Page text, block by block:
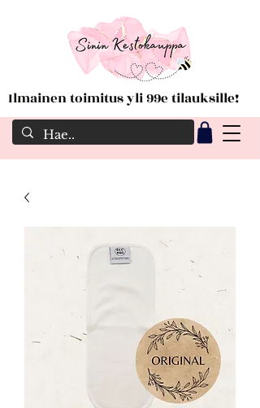
Ilmainen toimitus yli 99e tilauksille!